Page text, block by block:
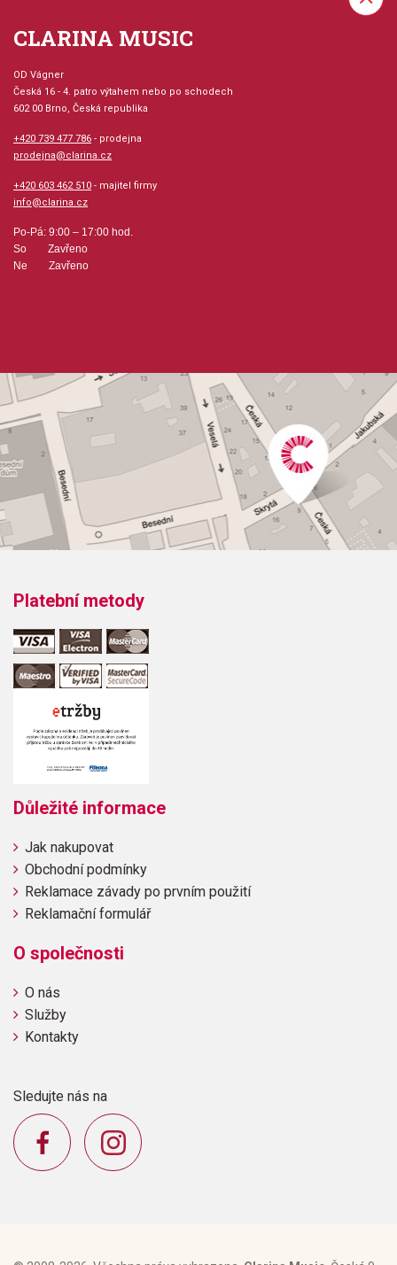
CLARINA MUSIC
OD Vágner
Česká 16 - 4. patro výtahem nebo po schodech
602 00 Brno, Česká republika
+420 739 477 786 - prodejna
prodejna@clarina.cz
+420 603 462 510 - majitel firmy
info@clarina.cz
Po-Pá: 9:00 – 17:00 hod.
So Zavřeno
Ne Zavřeno
Platební metody
Důležité informace
Jak nakupovat
Obchodní podmínky
Reklamace závady po prvním použití
Reklamační formulář
O společnosti
O nás
Služby
Kontakty
Sledujte nás na